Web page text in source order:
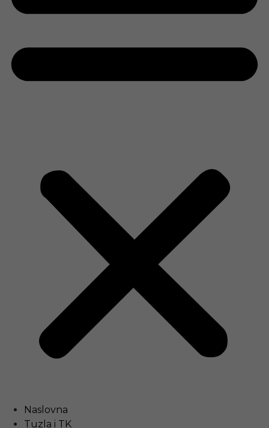
Naslovna
Tuzla i TK